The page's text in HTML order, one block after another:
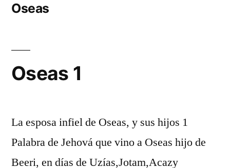
Oseas
Oseas 1
La esposa infiel de Oseas, y sus hijos 1
Palabra de Jehová que vino a Oseas hijo de
Beeri, en días de Uzías,Jotam,Acazy